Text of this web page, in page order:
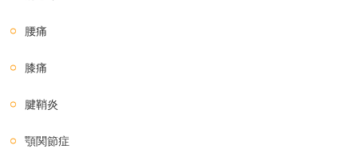
腰痛
膝痛
腱鞘炎
顎関節症